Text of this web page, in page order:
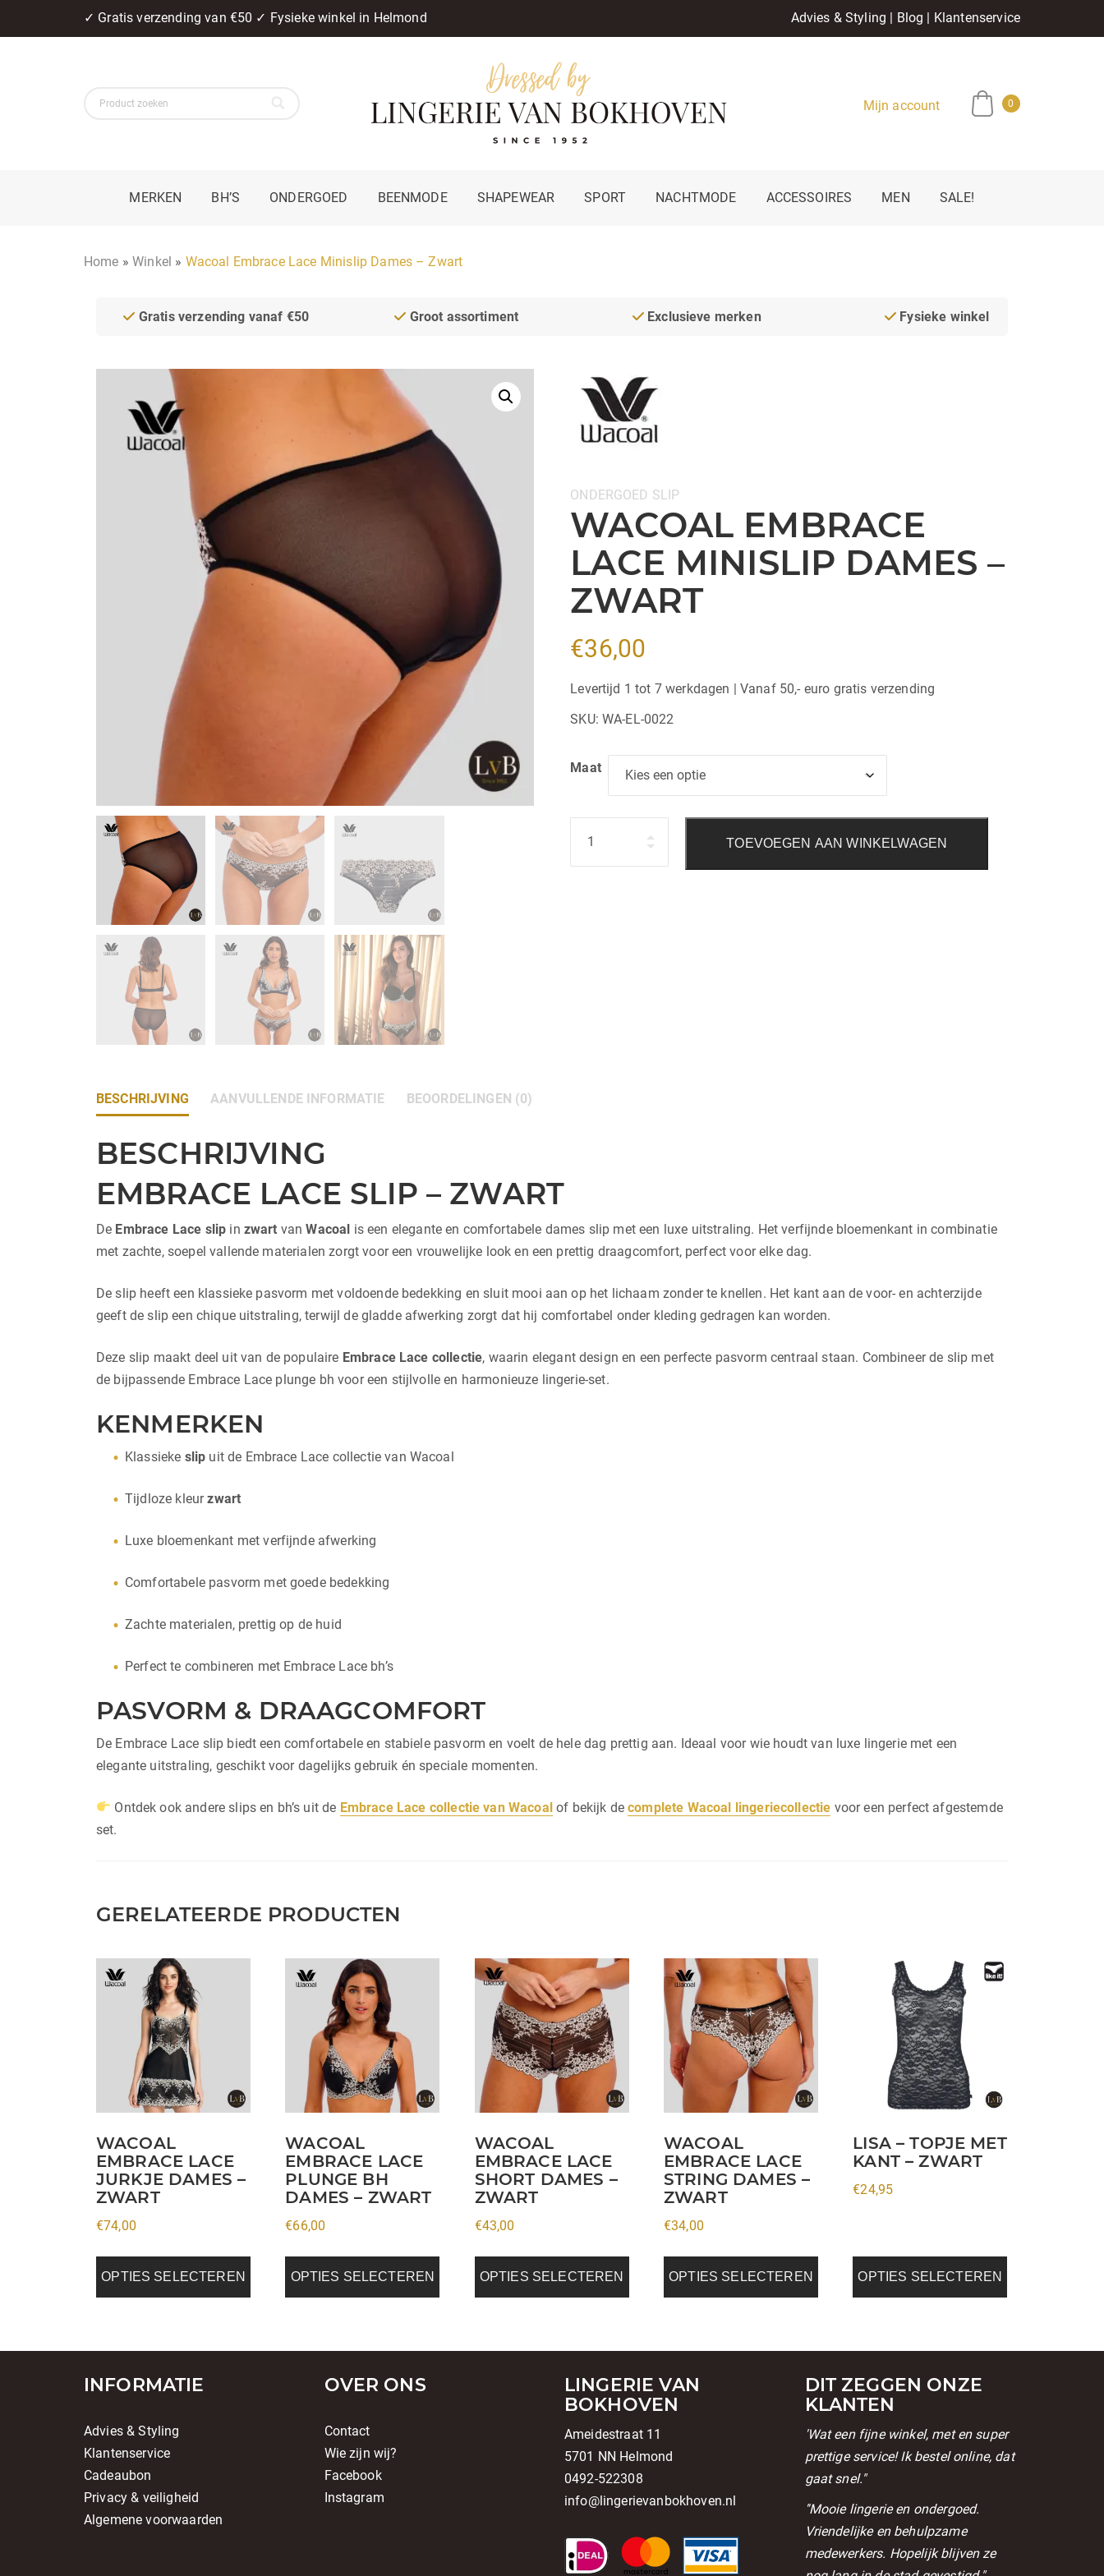
✓ Gratis verzending van €50 ✓ Fysieke winkel in Helmond Advies & Styling | Blog | Klantenservice
Mijn account 0
MERKEN BH’S ONDERGOED BEENMODE SHAPEWEAR SPORT NACHTMODE ACCESSOIRES MEN SALE!
Home »Winkel » Wacoal Embrace Lace Minislip Dames – Zwart
Gratis verzending vanaf €50 Groot assortiment Exclusieve merken Fysieke winkel
Categorieën:
ONDERGOED SLIP
WACOAL EMBRACE
LACE MINISLIP DAMES –
ZWART
€36,00
Levertijd 1 tot 7 werkdagen | Vanaf 50,- euro gratis verzending
SKU:WA-EL-0022
Maat
TOEVOEGEN AAN WINKELWAGEN
BESCHRIJVING AANVULLENDE INFORMATIE BEOORDELINGEN (0)
BESCHRIJVING
EMBRACE LACE SLIP – ZWART
De Embrace Lace slip in zwart vanWacoal is een elegante en comfortabele dames slip met een luxe uitstraling. Het verfijnde bloemenkant in combinatie
met zachte, soepel vallende materialen zorgt voor een vrouwelijke look en een prettig draagcomfort, perfect voor elke dag.
De slip heeft een klassieke pasvorm met voldoende bedekking en sluit mooi aan op het lichaam zonder te knellen. Het kant aan de voor- en achterzijde
geeft de slip een chique uitstraling, terwijl de gladde afwerking zorgt dat hij comfortabel onder kleding gedragen kan worden.
Deze slip maakt deel uit van de populaire Embrace Lace collectie, waarin elegant design en een perfecte pasvorm centraal staan. Combineer de slip met
de bijpassende Embrace Lace plunge bh voor een stijlvolle en harmonieuze lingerie-set.
KENMERKEN
Klassieke slip uit de Embrace Lace collectie van Wacoal
Tijdloze kleurzwart
Luxe bloemenkant met verfijnde afwerking
Comfortabele pasvorm met goede bedekking
Zachte materialen, prettig op de huid
Perfect te combineren met Embrace Lace bh’s
PASVORM & DRAAGCOMFORT
De Embrace Lace slip biedt een comfortabele en stabiele pasvorm en voelt de hele dag prettig aan. Ideaal voor wie houdt van luxe lingerie met een
elegante uitstraling, geschikt voor dagelijks gebruik én speciale momenten.
Ontdek ook andere slips en bh’s uit de Embrace Lace collectie van Wacoalof bekijk decomplete Wacoal lingeriecollectie voor een perfect afgestemde
set.
GERELATEERDE PRODUCTEN
WACOAL
EMBRACE LACE
JURKJE DAMES –
ZWART
€74,00
OPTIES SELECTEREN
Dit
product
meerdere
variaties.
gekozen
worden
op
productpagina
WACOAL
EMBRACE LACE
PLUNGE BH
DAMES – ZWART
€66,00
OPTIES SELECTEREN
Dit
product
meerdere
variaties.
Deze
optie
gekozen
worden
op
productpagina
WACOAL
EMBRACE LACE
SHORT DAMES –
ZWART
€43,00
OPTIES SELECTEREN
Dit
product
heeft
meerdere
variaties.
Deze
optie
gekozen
worden
op
productpagina
WACOAL
EMBRACE LACE
STRING DAMES –
ZWART
€34,00
OPTIES SELECTEREN
Dit
product
heeft
meerdere
variaties.
Deze
gekozen
worden
op
productpagina
LISA – TOPJE MET
KANT – ZWART
€24,95
OPTIES SELECTEREN
product
meerdere
variaties.
gekozen
worden
op
INFORMATIE
Advies & Styling
Klantenservice
Cadeaubon
Privacy & veiligheid
Algemene voorwaarden
OVER ONS
Contact
Wie zijn wij?
Facebook
Instagram
LINGERIE VAN
BOKHOVEN
Ameidestraat 11
5701 NN Helmond
0492-522308
info@lingerievanbokhoven.nl
DIT ZEGGEN ONZE
KLANTEN
'Wat een fijne winkel, met en super
prettige service! Ik bestel online, dat
gaat snel."
''Mooie lingerie en ondergoed.
Vriendelijke en behulpzame
medewerkers. Hopelijk blijven ze